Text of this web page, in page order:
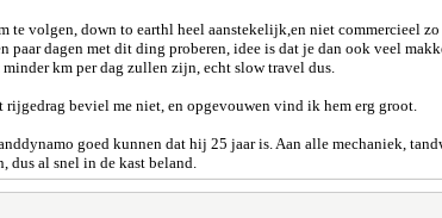
te volgen, down to earthl heel aanstekelijk,en niet
paar dagen met dit ding proberen, idee is dat je dan ook veel
km per dag zullen zijn, echt slow travel dus.
rijgedrag beviel me niet, en opgevouwen vind ik hem erg groot.
goed kunnen dat hij 25 jaar is. Aan alle mechaniek,
al snel in de kast beland.